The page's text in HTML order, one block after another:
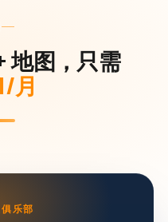
地图，只需
月
乐部